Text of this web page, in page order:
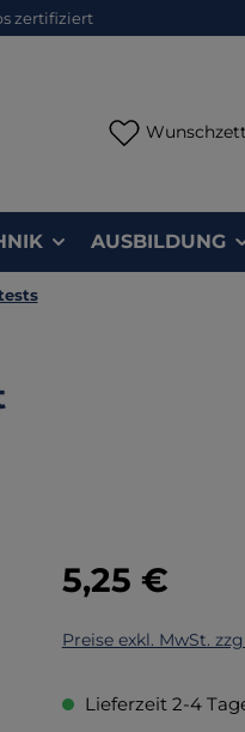
zertifiziert
AUSBILDUNG
Regulärer Preis:
5,25 €
Preise exkl. MwSt.
Lieferzeit 2-4